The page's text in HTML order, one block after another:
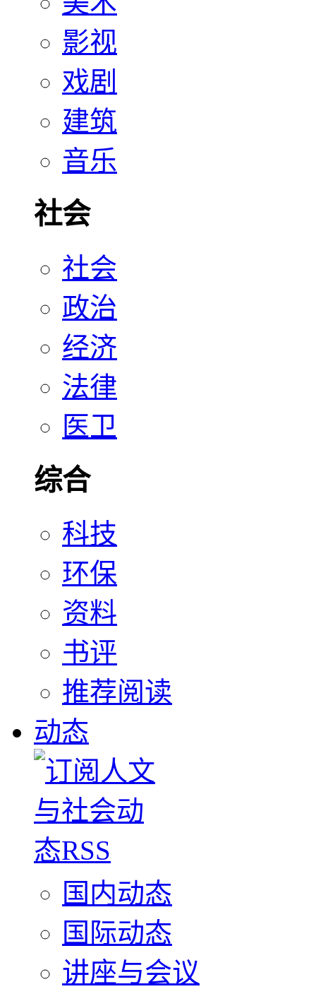
影视
戏剧
建筑
音乐
社会
社会
政治
经济
法律
医卫
综合
科技
环保
资料
书评
推荐阅读
动态
国内动态
国际动态
讲座与会议